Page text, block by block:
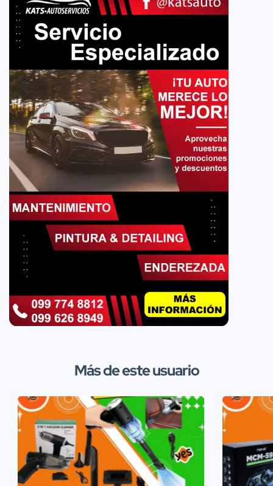
Más de este usuario